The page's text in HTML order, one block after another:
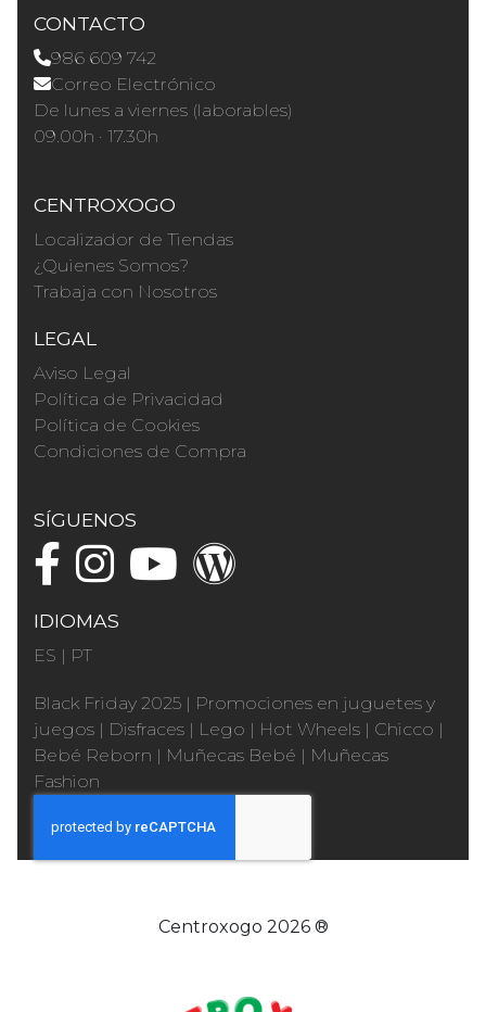
CONTACTO
986 609 742
Correo Electrónico
De lunes a viernes (laborables)
09.00h · 17.30h
CENTROXOGO
Localizador de Tiendas
¿Quienes Somos?
Trabaja con Nosotros
LEGAL
Aviso Legal
Política de Privacidad
Política de Cookies
Condiciones de Compra
SÍGUENOS
IDIOMAS
ES | PT
Black Friday 2025 | Promociones en juguetes y
juegos | Disfraces | Lego | Hot Wheels | Chicco |
Bebé Reborn | Muñecas Bebé | Muñecas
Fashion
Centroxogo 2026 ®